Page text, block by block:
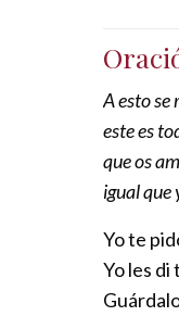
A esto se
este es
que os
igual que
Yo te
Yo les di